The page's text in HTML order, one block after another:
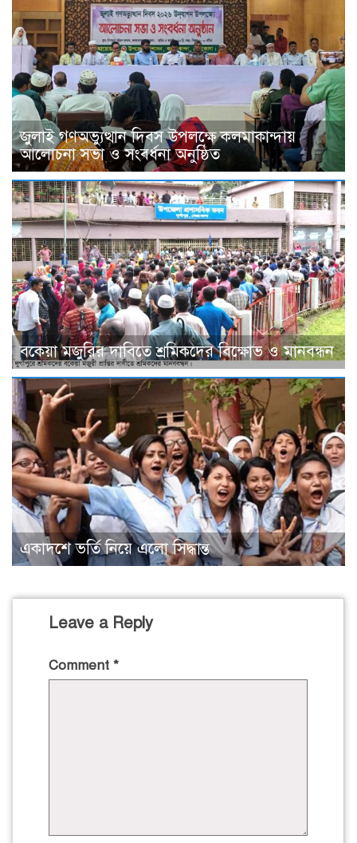
জুলাই গণঅভ্যুত্থান দিবস উপলক্ষে কলমাকান্দায়
আলোচনা সভা ও সংবর্ধনা অনুষ্ঠিত
বকেয়া মজুরির দাবিতে শ্রমিকদের বিক্ষোভ ও মানবন্ধন
একাদশে ভর্তি নিয়ে এলো সিদ্ধান্ত
Leave a Reply
Comment *